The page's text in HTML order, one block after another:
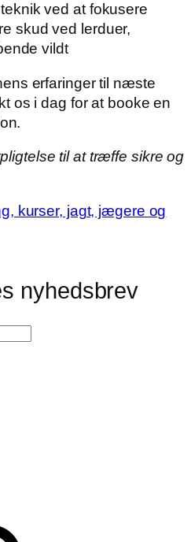
ved at fokusere
skud ved lerduer,
vildt
erfaringer til næste
os i dag for at booke en
til at træffe sikre og
nyhedsbrev